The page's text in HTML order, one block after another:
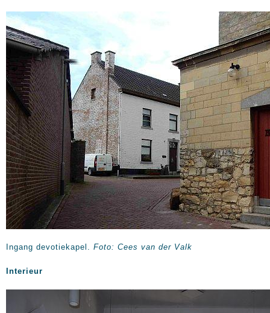
Ingang devotiekapel. Foto: Cees van der Valk
Interieur